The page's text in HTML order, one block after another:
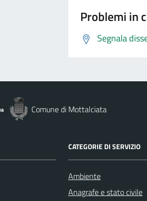
Problemi in
Segnala
Comune di Mottalciata
CATEGORIE DI SERVIZIO
Ambiente
Anagrafe e stato civile